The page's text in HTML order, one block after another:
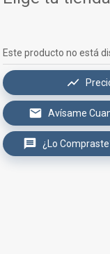
Este producto no está
Avísame
¿Lo